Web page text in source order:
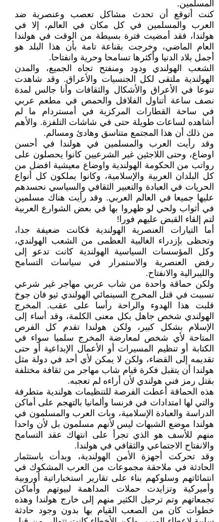
المسلمين.
كنت أتوقع أن تحدث مشاكل تعصب وعنصرية ضد
العرب والمسلمين في كل مكان في العالم، إلا في
هولندا، فقد أمضيت فترة بسيطة من الوقت في هولندا
العام الماضي، وخرجت بقناعة تامة بأن هذا البلد هو
أجمل بلاد الدنيا وأكثرها تسامحا وحرية وانفتاحا.
الشعب الهولندي ودود ومنفتح تجاه الجميع، والمدن
الهولندية ملتقى لكل الجنسيات والأعراق. وقد شاهدت
تنوعا في الأعراق والأشكال والثقافات وأنا جالس لمدة
نصف ساعة أتناول الفلافل والحمص في مطعم عربي
في ساحة القطارات المركزية في أمستردام ما لم
أشاهده لساعات طويلة حتى في شاشات التلفزة. والأهم
من ذلك أن هذا المجتمع متناسق وهادئ ومسالم.
وقد رأيت العرب والمسلمين في هولندا في أحسن
اوضاع، وحتى اللاجئين غير الشرعيين كانوا يحصلون على
رواتب من الحكومة الهولندية واوضاع معيشية افضل من
كل البلدان العربية والإسلامية، وكانوا يملكون كل أنواع
الحريات في العبادة والتعبير الثقافي والسياسي نحسدهم
عليها جميعا في العالم العربي. وقد رأيت هناك مسلمين
في أثواب ولحي لو ظهروا بها في بعض الشوارع العربية
لتم إلقاء القبض عليهم فورا!
أما التيارات العنصرية الهولندية فكانت ضعيفة جدا،
وتحظى بإزدراء الغالبية العظمى من الشعب الهولندي،
وكل المؤسسات السياسية الهولندية كانت تدعو إلى
رفض العنصرية والاستمرار في سياسات التسامح
والليبرالية والانفتاح.
ولكن حماقة واحدة من شاب عربي مهاجر غير شرعي
تسببت في قتل المخرج السينمائي الهولندي ثيو فان جوخ
قلبت هذا الهدوء والراحة رأسا على عقب. المخرج
الهولندي شخص جاهل بكل معنى الكلمة، وقد أساء إلى
الإسلام بشكل كبير، ولكن هولندا تقدم كل الفرص
المتاحة لأي شخص لمعارضة المخرج سلميا سواء في
الكتابة أو تنظيم المسيرات أو الأعمال الإبداعية أو حتى
تقديمه إلى القضاء، ولكن لا يمكن لأي أحد في دولة مثل
هولندا أن يتقبل فكرة قيام شاب مهاجر من ثقافة مختلفة
بقتل رمز فني هولندي لأن أراءه لم تعجبه.
هذه الحماقة أعطت الفرصة للتنظيمات هولندية متطرفة
والتي لها امتدادات في فرنسا وألمانيا بالتهجم على أماكن
الدراسة والعبادة الإسلامية، وبات العرب والمسلمون في
هولندا موضع الشبهات ليس لأنهم مسلمون بل لأن واحدا
منهم للأسف هو الذي تجرأ على انتهاك عقد التسامح
والانفتاح الاجتماعي والثقافي في هولندا.
وقد تحركت أجهزة الأمن الهولندية، وبدأت باستثمار
الحادثة في ملاحقة مجموعات من العرب المشكوك في
انتمائاتهم وسلوكهم بناء على تقارير استخباراتية أوروبية
وأميركية وتزايدت حملات المداهمة لبيوتهم وأماكن
تجمعاتهم وتم ترحيل الكثير منهم إلى خارج هولندا وهذه
خطوات كان من الصعب القيام بها بدون وجود حادثة